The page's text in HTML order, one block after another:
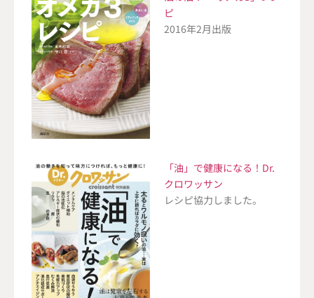
ピ
2016年2月出版
「油」で健康になる！Dr.
クロワッサン
レシピ協力しました。